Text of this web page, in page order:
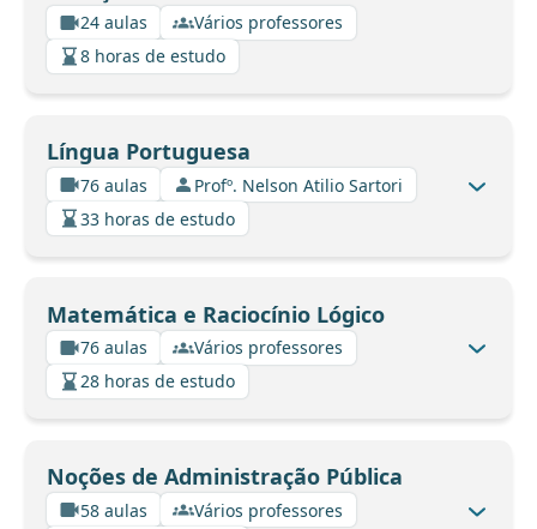
24 aulas
Vários professores
8 horas de estudo
Língua Portuguesa
76 aulas
Profº. Nelson Atilio Sartori
33 horas de estudo
Matemática e Raciocínio Lógico
76 aulas
Vários professores
28 horas de estudo
Noções de Administração Pública
58 aulas
Vários professores